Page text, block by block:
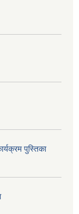
पुस्तिका